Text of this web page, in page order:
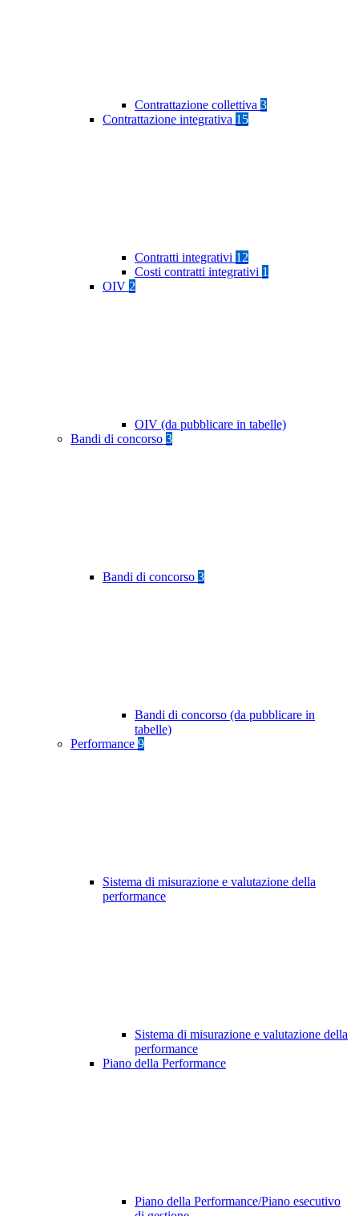
Contrattazione collettiva 3
Contrattazione integrativa 15
Contratti integrativi 12
Costi contratti integrativi 1
OIV 2
OIV (da pubblicare in tabelle)
Bandi di concorso 3
Bandi di concorso 3
Bandi di concorso (da pubblicare in
tabelle)
Performance 9
Sistema di misurazione e valutazione della
performance
Sistema di misurazione e valutazione della
performance
Piano della Performance
Piano della Performance/Piano esecutivo